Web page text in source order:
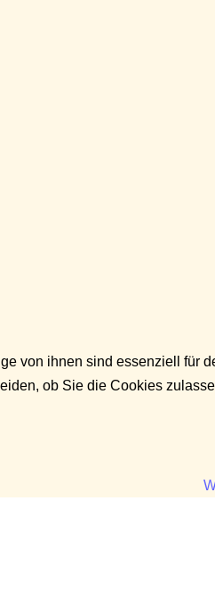
von ihnen sind essenziell für
ob Sie die Cookies